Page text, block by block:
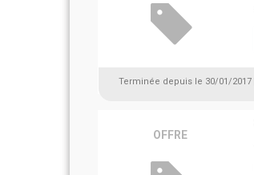
Terminée depuis le 30/01/2017
OFFRE